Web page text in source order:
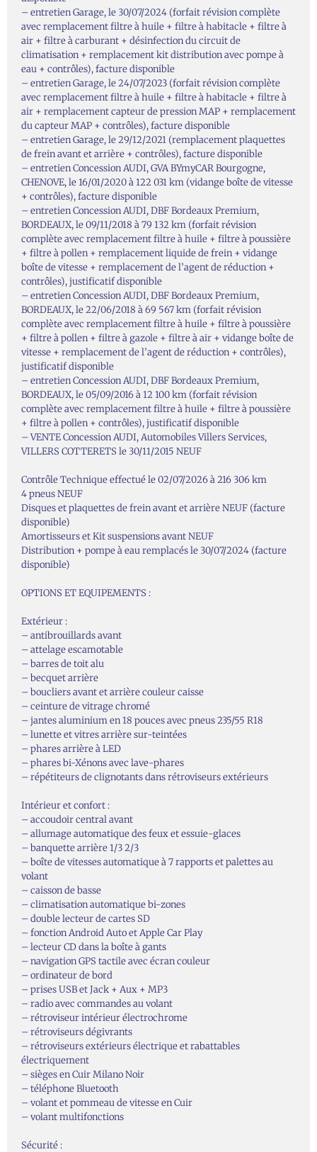
– entretien Garage, le 30/07/2024 (forfait révision complète
avec remplacement filtre à huile + filtre à habitacle + filtre à
air + filtre à carburant + désinfection du circuit de
climatisation + remplacement kit distribution avec pompe à
eau + contrôles), facture disponible
– entretien Garage, le 24/07/2023 (forfait révision complète
avec remplacement filtre à huile + filtre à habitacle + filtre à
air + remplacement capteur de pression MAP + remplacement
du capteur MAP + contrôles), facture disponible
– entretien Garage, le 29/12/2021 (remplacement plaquettes
de frein avant et arrière + contrôles), facture disponible
– entretien Concession AUDI, GVA BYmyCAR Bourgogne,
CHENOVE, le 16/01/2020 à 122 031 km (vidange boîte de vitesse
+ contrôles), facture disponible
– entretien Concession AUDI, DBF Bordeaux Premium,
BORDEAUX, le 09/11/2018 à 79 132 km (forfait révision
complète avec remplacement filtre à huile + filtre à poussière
+ filtre à pollen + remplacement liquide de frein + vidange
boîte de vitesse + remplacement de l’agent de réduction +
contrôles), justificatif disponible
– entretien Concession AUDI, DBF Bordeaux Premium,
BORDEAUX, le 22/06/2018 à 69 567 km (forfait révision
complète avec remplacement filtre à huile + filtre à poussière
+ filtre à pollen + filtre à gazole + filtre à air + vidange boîte de
vitesse + remplacement de l’agent de réduction + contrôles),
justificatif disponible
– entretien Concession AUDI, DBF Bordeaux Premium,
BORDEAUX, le 05/09/2016 à 12 100 km (forfait révision
complète avec remplacement filtre à huile + filtre à poussière
+ filtre à pollen + contrôles), justificatif disponible
– VENTE Concession AUDI, Automobiles Villers Services,
VILLERS COTTERETS le 30/11/2015 NEUF
Contrôle Technique effectué le 02/07/2026 à 216 306 km
4 pneus NEUF
Disques et plaquettes de frein avant et arrière NEUF (facture
disponible)
Amortisseurs et Kit suspensions avant NEUF
Distribution + pompe à eau remplacés le 30/07/2024 (facture
disponible)
OPTIONS ET EQUIPEMENTS :
Extérieur :
– antibrouillards avant
– attelage escamotable
– barres de toit alu
– becquet arrière
– boucliers avant et arrière couleur caisse
– ceinture de vitrage chromé
– jantes aluminium en 18 pouces avec pneus 235/55 R18
– lunette et vitres arrière sur-teintées
– phares arrière à LED
– phares bi-Xénons avec lave-phares
– répétiteurs de clignotants dans rétroviseurs extérieurs
Intérieur et confort :
– accoudoir central avant
– allumage automatique des feux et essuie-glaces
– banquette arrière 1/3 2/3
– boîte de vitesses automatique à 7 rapports et palettes au
volant
– caisson de basse
– climatisation automatique bi-zones
– double lecteur de cartes SD
– fonction Android Auto et Apple Car Play
– lecteur CD dans la boîte à gants
– navigation GPS tactile avec écran couleur
– ordinateur de bord
– prises USB et Jack + Aux + MP3
– radio avec commandes au volant
– rétroviseur intérieur électrochrome
– rétroviseurs dégivrants
– rétroviseurs extérieurs électrique et rabattables
électriquement
– sièges en Cuir Milano Noir
– téléphone Bluetooth
– volant et pommeau de vitesse en Cuir
– volant multifonctions
Sécurité :